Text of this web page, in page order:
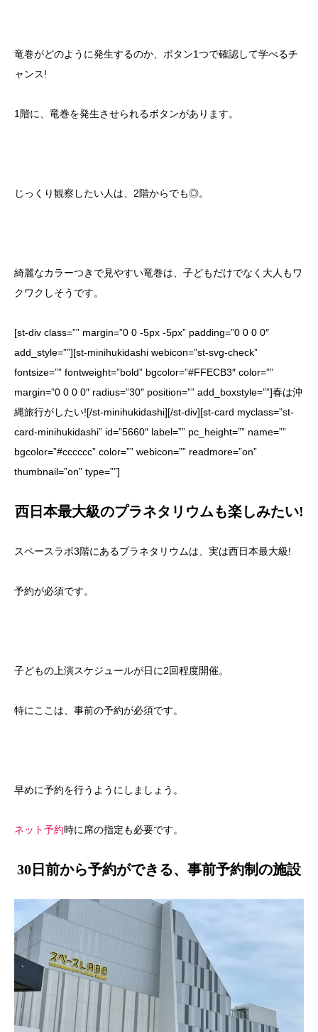
竜巻がどのように発生するのか、ボタン1つで確認して学べるチ
ャンス!
1階に、竜巻を発生させられるボタンがあります。
じっくり観察したい人は、2階からでも◎。
綺麗なカラーつきで見やすい竜巻は、子どもだけでなく大人もワ
クワクしそうです。
[st-div class=”” margin=”0 0 -5px -5px” padding=”0 0 0 0″
add_style=””][st-minihukidashi webicon=”st-svg-check”
fontsize=”” fontweight=”bold” bgcolor=”#FFECB3″ color=””
margin=”0 0 0 0″ radius=”30″ position=”” add_boxstyle=””]春は沖
縄旅行がしたい![/st-minihukidashi][/st-div][st-card myclass=”st-
card-minihukidashi” id=”5660″ label=”” pc_height=”” name=””
bgcolor=”#cccccc” color=”” webicon=”” readmore=”on”
thumbnail=”on” type=””]
西日本最大級のプラネタリウムも楽しみたい!
スペースラボ3階にあるプラネタリウムは、実は西日本最大級!
予約が必須です。
子どもの上演スケジュールが日に2回程度開催。
特にここは、事前の予約が必須です。
早めに予約を行うようにしましょう。
ネット予約時に席の指定も必要です。
30日前から予約ができる、事前予約制の施設